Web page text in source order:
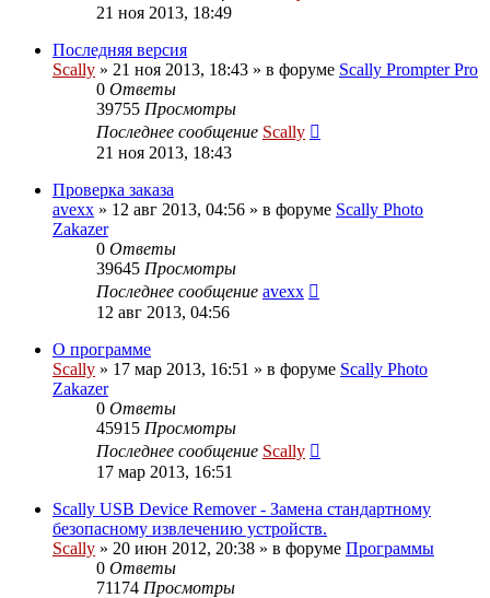
21 ноя 2013, 18:49
Последняя версия
Scally » 21 ноя 2013, 18:43 » в форуме Scally Prompter Pro
0 Ответы
39755 Просмотры
Последнее сообщение Scally
21 ноя 2013, 18:43
Проверка заказа
avexx » 12 авг 2013, 04:56 » в форуме Scally Photo
Zakazer
0 Ответы
39645 Просмотры
Последнее сообщение avexx
12 авг 2013, 04:56
О программе
Scally » 17 мар 2013, 16:51 » в форуме Scally Photo
Zakazer
0 Ответы
45915 Просмотры
Последнее сообщение Scally
17 мар 2013, 16:51
Scally USB Device Remover - Замена стандартному
безопасному извлечению устройств.
Scally » 20 июн 2012, 20:38 » в форуме Программы
0 Ответы
71174 Просмотры